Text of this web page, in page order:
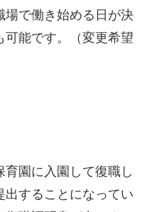
場で働き始める日が決
可能です。（変更希望
園に入園して復職し
出することになってい